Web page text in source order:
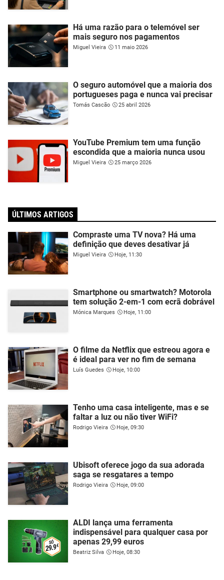
Há uma razão para o telemóvel ser
mais seguro nos pagamentos
Miguel Vieira 11 maio 2026
O seguro automóvel que a maioria dos
portugueses paga e nunca vai precisar
Tomás Cascão 25 abril 2026
YouTube Premium tem uma função
escondida que a maioria nunca usou
Miguel Vieira 25 março 2026
ÚLTIMOS ARTIGOS
Compraste uma TV nova? Há uma
definição que deves desativar já
Miguel Vieira Hoje, 11:30
Smartphone ou smartwatch? Motorola
tem solução 2-em-1 com ecrã dobrável
Mónica Marques Hoje, 11:00
O filme da Netflix que estreou agora e
é ideal para ver no fim de semana
Luís Guedes Hoje, 10:00
Tenho uma casa inteligente, mas e se
faltar a luz ou não tiver WiFi?
Rodrigo Vieira Hoje, 09:30
Ubisoft oferece jogo da sua adorada
saga se resgatares a tempo
Rodrigo Vieira Hoje, 09:00
ALDI lança uma ferramenta
indispensável para qualquer casa por
apenas 29,99 euros
Beatriz Silva Hoje, 08:30